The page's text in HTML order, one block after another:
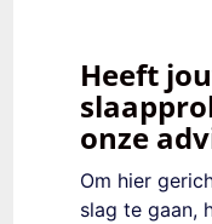
Heeft
onze
Om hier
slag te gaan,